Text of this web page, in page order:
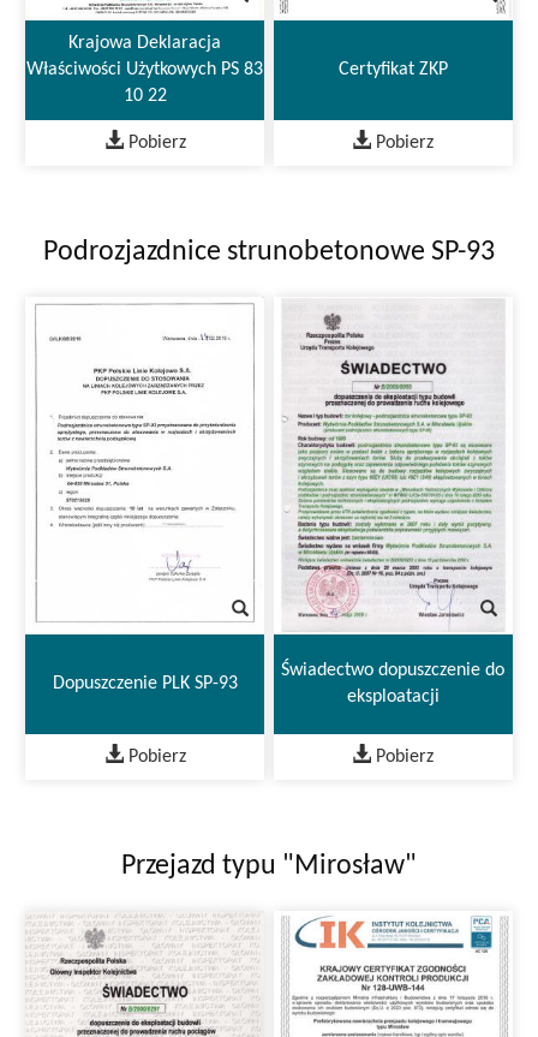
Krajowa Deklaracja
Właściwości Użytkowych PS 83
10 22
Pobierz
Certyfikat ZKP
Pobierz
Podrozjazdnice strunobetonowe SP-93
Dopuszczenie PLK SP-93
Pobierz
Świadectwo dopuszczenie do
eksploatacji
Pobierz
Przejazd typu "Mirosław"